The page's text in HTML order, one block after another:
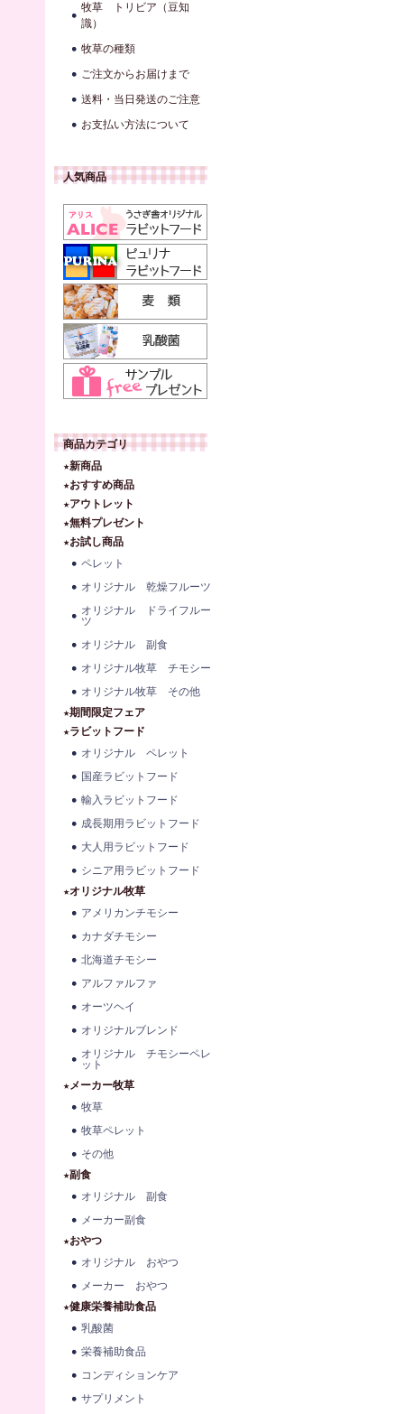
牧草 トリビア（豆知
識）
牧草の種類
ご注文からお届けまで
送料・当日発送のご注意
お支払い方法について
人気商品
商品カテゴリ
★新商品
★おすすめ商品
★アウトレット
★無料プレゼント
★お試し商品
ペレット
オリジナル 乾燥フルーツ
オリジナル ドライフルー
ツ
オリジナル 副食
オリジナル牧草 チモシー
オリジナル牧草 その他
★期間限定フェア
★ラビットフード
オリジナル ペレット
国産ラビットフード
輸入ラビットフード
成長期用ラビットフード
大人用ラビットフード
シニア用ラビットフード
★オリジナル牧草
アメリカンチモシー
カナダチモシー
北海道チモシー
アルファルファ
オーツヘイ
オリジナルブレンド
オリジナル チモシーペレ
ット
★メーカー牧草
牧草
牧草ペレット
その他
★副食
オリジナル 副食
メーカー副食
★おやつ
オリジナル おやつ
メーカー おやつ
★健康栄養補助食品
乳酸菌
栄養補助食品
コンディションケア
サプリメント